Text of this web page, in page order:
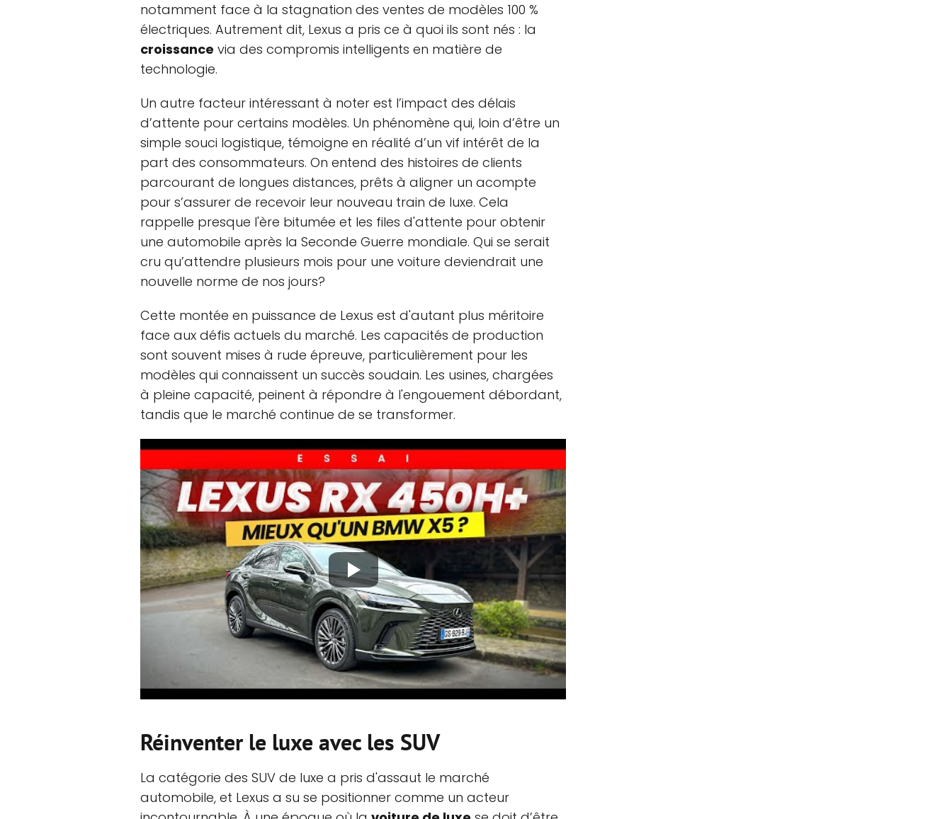
notamment face à la stagnation des ventes de modèles 100 %
électriques. Autrement dit, Lexus a pris ce à quoi ils sont nés : la
croissance via des compromis intelligents en matière de
technologie.
Un autre facteur intéressant à noter est l’impact des délais
d’attente pour certains modèles. Un phénomène qui, loin d’être un
simple souci logistique, témoigne en réalité d’un vif intérêt de la
part des consommateurs. On entend des histoires de clients
parcourant de longues distances, prêts à aligner un acompte
pour s’assurer de recevoir leur nouveau train de luxe. Cela
rappelle presque l'ère bitumée et les files d'attente pour obtenir
une automobile après la Seconde Guerre mondiale. Qui se serait
cru qu’attendre plusieurs mois pour une voiture deviendrait une
nouvelle norme de nos jours?
Cette montée en puissance de Lexus est d'autant plus méritoire
face aux défis actuels du marché. Les capacités de production
sont souvent mises à rude épreuve, particulièrement pour les
modèles qui connaissent un succès soudain. Les usines, chargées
à pleine capacité, peinent à répondre à l'engouement débordant,
tandis que le marché continue de se transformer.
Réinventer le luxe avec les SUV
La catégorie des SUV de luxe a pris d'assaut le marché
automobile, et Lexus a su se positionner comme un acteur